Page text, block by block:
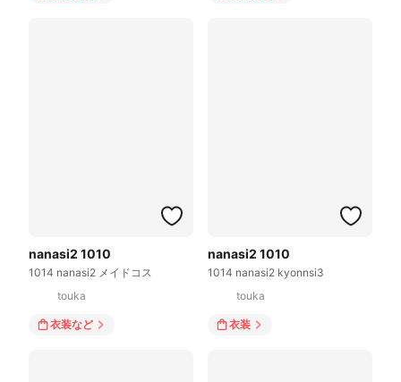
nanasi2 1010
1014 nanasi2 メイドコス
touka
衣装など
nanasi2 1010
1014 nanasi2 kyonnsi3
touka
衣装